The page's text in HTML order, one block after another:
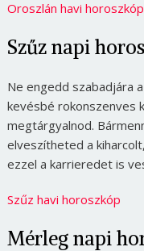
Oroszlán havi horoszkóp
Szűz napi
Ne engedd szabadjára
kevésbé rokonszenves
megtárgyalnod.
elveszítheted a
ezzel a karrieredet is
Szűz havi horoszkóp
Mérleg napi